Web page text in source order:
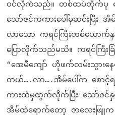
ဝင်လိုက်သည်။ တစ်ထပ်တိုက်ပု လ
သော်ဇင်ကကားပေါ်မှဆင်းပြီ
လာသော ကရင်ကြီးတစ်ယော
ပြောလိုက်သည်မသိ။ ကရင်ကြီ
“အေမီကျော် ဟိုဖက်လမ်းသွားန
တယ်….လာ….အိမ်ပေါ်က စောင့်ရ
ကားထဲမှထွက်လိုက်ပြီး သော်ဇ
အိမ်ထဲရောက်တော့ ဇာလေးဖ